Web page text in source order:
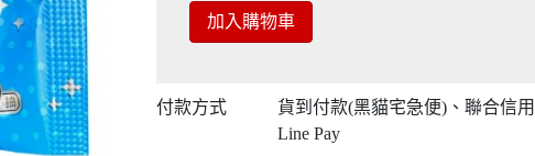
加入購物車
付款方式
貨到付款(黑貓宅急便)、聯合信
Line Pay